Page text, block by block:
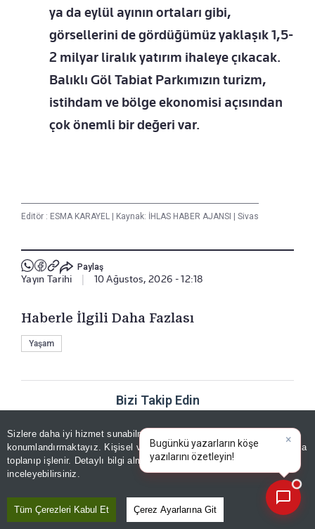
Sizlere daha iyi hizmet sunabilmek adına sitemizde
konumlandırmaktayız. Kişisel verileriniz, KVKK ve GDPR kapsamında
toplanıp işlenir. Detaylı bilgi almak içinAydınlatma Metnimizi
inceleyebilirsiniz.
Tüm Çerezleri Kabul Et Çerez Ayarlarına Git
ya da eylül ayının ortaları gibi,
görsellerini de gördüğümüz yaklaşık 1,5-
2 milyar liralık yatırım ihaleye çıkacak.
Balıklı Göl Tabiat Parkımızın turizm,
istihdam ve bölge ekonomisi açısından
çok önemli bir değeri var.
Editör : ESMA KARAYEL Kaynak: İHLAS HABER AJANSI Sivas
Paylaş
Yayın Tarihi 10 Ağustos, 2026 - 12:18
Haberle İlgili Daha Fazlası
Yaşam
Bizi Takip Edin
YORUMLAR
Bu